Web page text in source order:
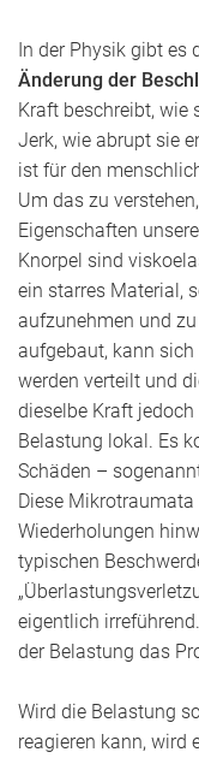
In der Physik gibt es
Änderung der
Kraft beschreibt, wie
Jerk, wie abrupt sie
ist für den
Um das zu
Eigenschaften
Knorpel sind
ein starres Material,
aufzunehmen und
aufgebaut, kann sich
werden verteilt und
dieselbe Kraft
Belastung lokal. Es
Schäden –
Diese
Wiederholungen
typischen
eigentlich
der Belastung das
Wird die Belastung
reagieren kann, wird